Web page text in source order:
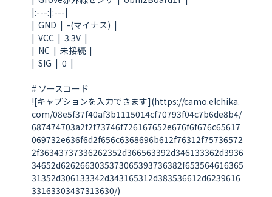
|:---:|:---|
|  GND  |  -(マイナス)  |
|  VCC  |  3.3V  |
|  NC  |  未接続  |
|  SIG  |  0  |
# ソースコード
![キャプションを入力できます](https://camo.elchika.
com/08e5f37f40af3b1115014cf70793f04c7b6de8b4/
687474703a2f2f73746f726167652e676f6f676c65617
069732e636f6d2f656c6368696b612f76312f75736572
2f36343737336262352d366563392d346133362d3936
34652d6262663035373065393736382f653564616365
31352d306133342d343165312d383536612d6239616
33163303437313630/)